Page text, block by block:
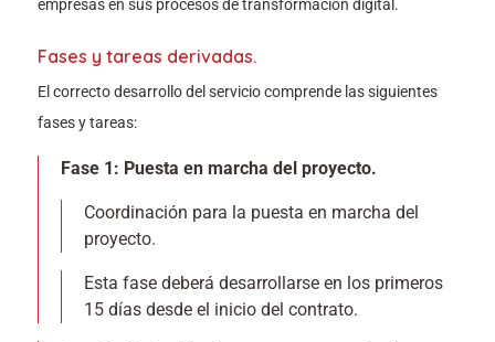
empresas en sus procesos de transformación digital.
Fases y tareas derivadas.
El correcto desarrollo del servicio comprende las siguientes
fases y tareas:
Fase 1: Puesta en marcha del proyecto.
Coordinación para la puesta en marcha del
proyecto.
Esta fase deberá desarrollarse en los primeros
15 días desde el inicio del contrato.